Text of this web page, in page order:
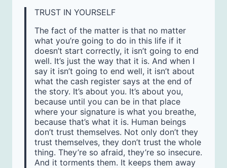
TRUST IN YOURSELF
The fact of the matter is that no matter
what you’re going to do in this life if it
doesn’t start correctly, it isn’t going to end
well. It’s just the way that it is. And when I
say it isn’t going to end well, it isn’t about
what the cash register says at the end of
the story. It’s about you. It’s about you,
because until you can be in that place
where your signature is what you breathe,
because that’s what it is. Human beings
don’t trust themselves. Not only don’t they
trust themselves, they don’t trust the whole
thing. They’re so afraid, they’re so insecure.
And it torments them. It keeps them away